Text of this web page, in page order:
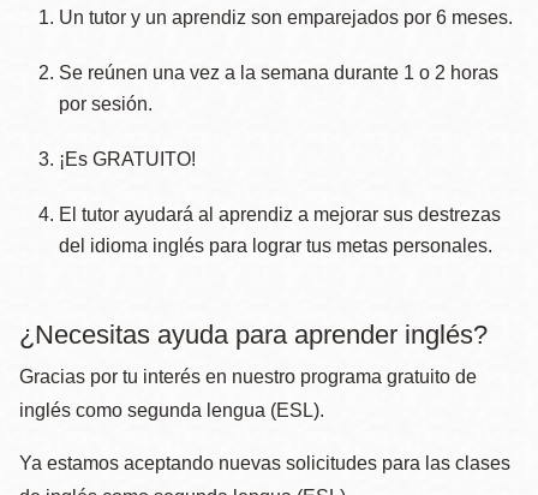
Un tutor y un aprendiz son emparejados por 6 meses.
Se reúnen una vez a la semana durante 1 o 2 horas
por sesión.
¡Es GRATUITO!
El tutor ayudará al aprendiz a mejorar sus destrezas
del idioma inglés para lograr tus metas personales.
¿Necesitas ayuda para aprender inglés?
Gracias por tu interés en nuestro programa gratuito de
inglés como segunda lengua (ESL).
Ya estamos aceptando nuevas solicitudes para las clases